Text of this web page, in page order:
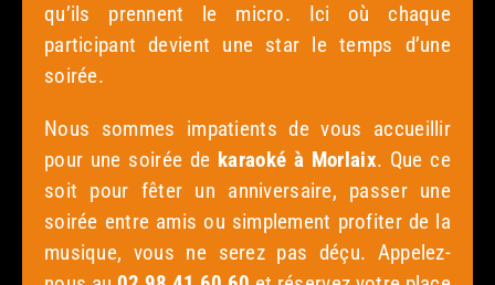
qu’ils prennent le micro. Ici où chaque
participant devient une star le temps d’une
soirée.
Nous sommes impatients de vous accueillir
pour une soirée de karaoké à Morlaix. Que ce
soit pour fêter un anniversaire, passer une
soirée entre amis ou simplement profiter de la
musique, vous ne serez pas déçu. Appelez-